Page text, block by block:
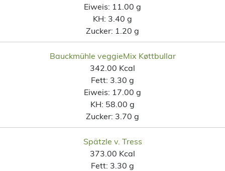
Eiweis: 11.00 g
KH: 3.40 g
Zucker: 1.20 g
Bauckmühle veggieMix Køttbullar
342.00 Kcal
Fett: 3.30 g
Eiweis: 17.00 g
KH: 58.00 g
Zucker: 3.70 g
Spätzle v. Tress
373.00 Kcal
Fett: 3.30 g